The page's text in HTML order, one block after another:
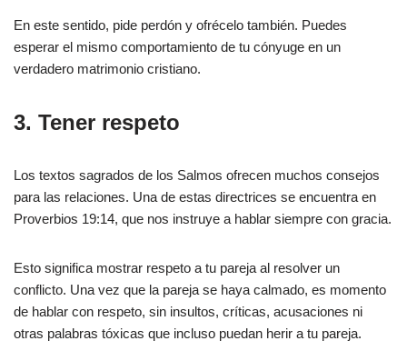
En este sentido, pide perdón y ofrécelo también. Puedes
esperar el mismo comportamiento de tu cónyuge en un
verdadero matrimonio cristiano.
3. Tener respeto
Los textos sagrados de los Salmos ofrecen muchos consejos
para las relaciones. Una de estas directrices se encuentra en
Proverbios 19:14, que nos instruye a hablar siempre con gracia.
Esto significa mostrar respeto a tu pareja al resolver un
conflicto. Una vez que la pareja se haya calmado, es momento
de hablar con respeto, sin insultos, críticas, acusaciones ni
otras palabras tóxicas que incluso puedan herir a tu pareja.